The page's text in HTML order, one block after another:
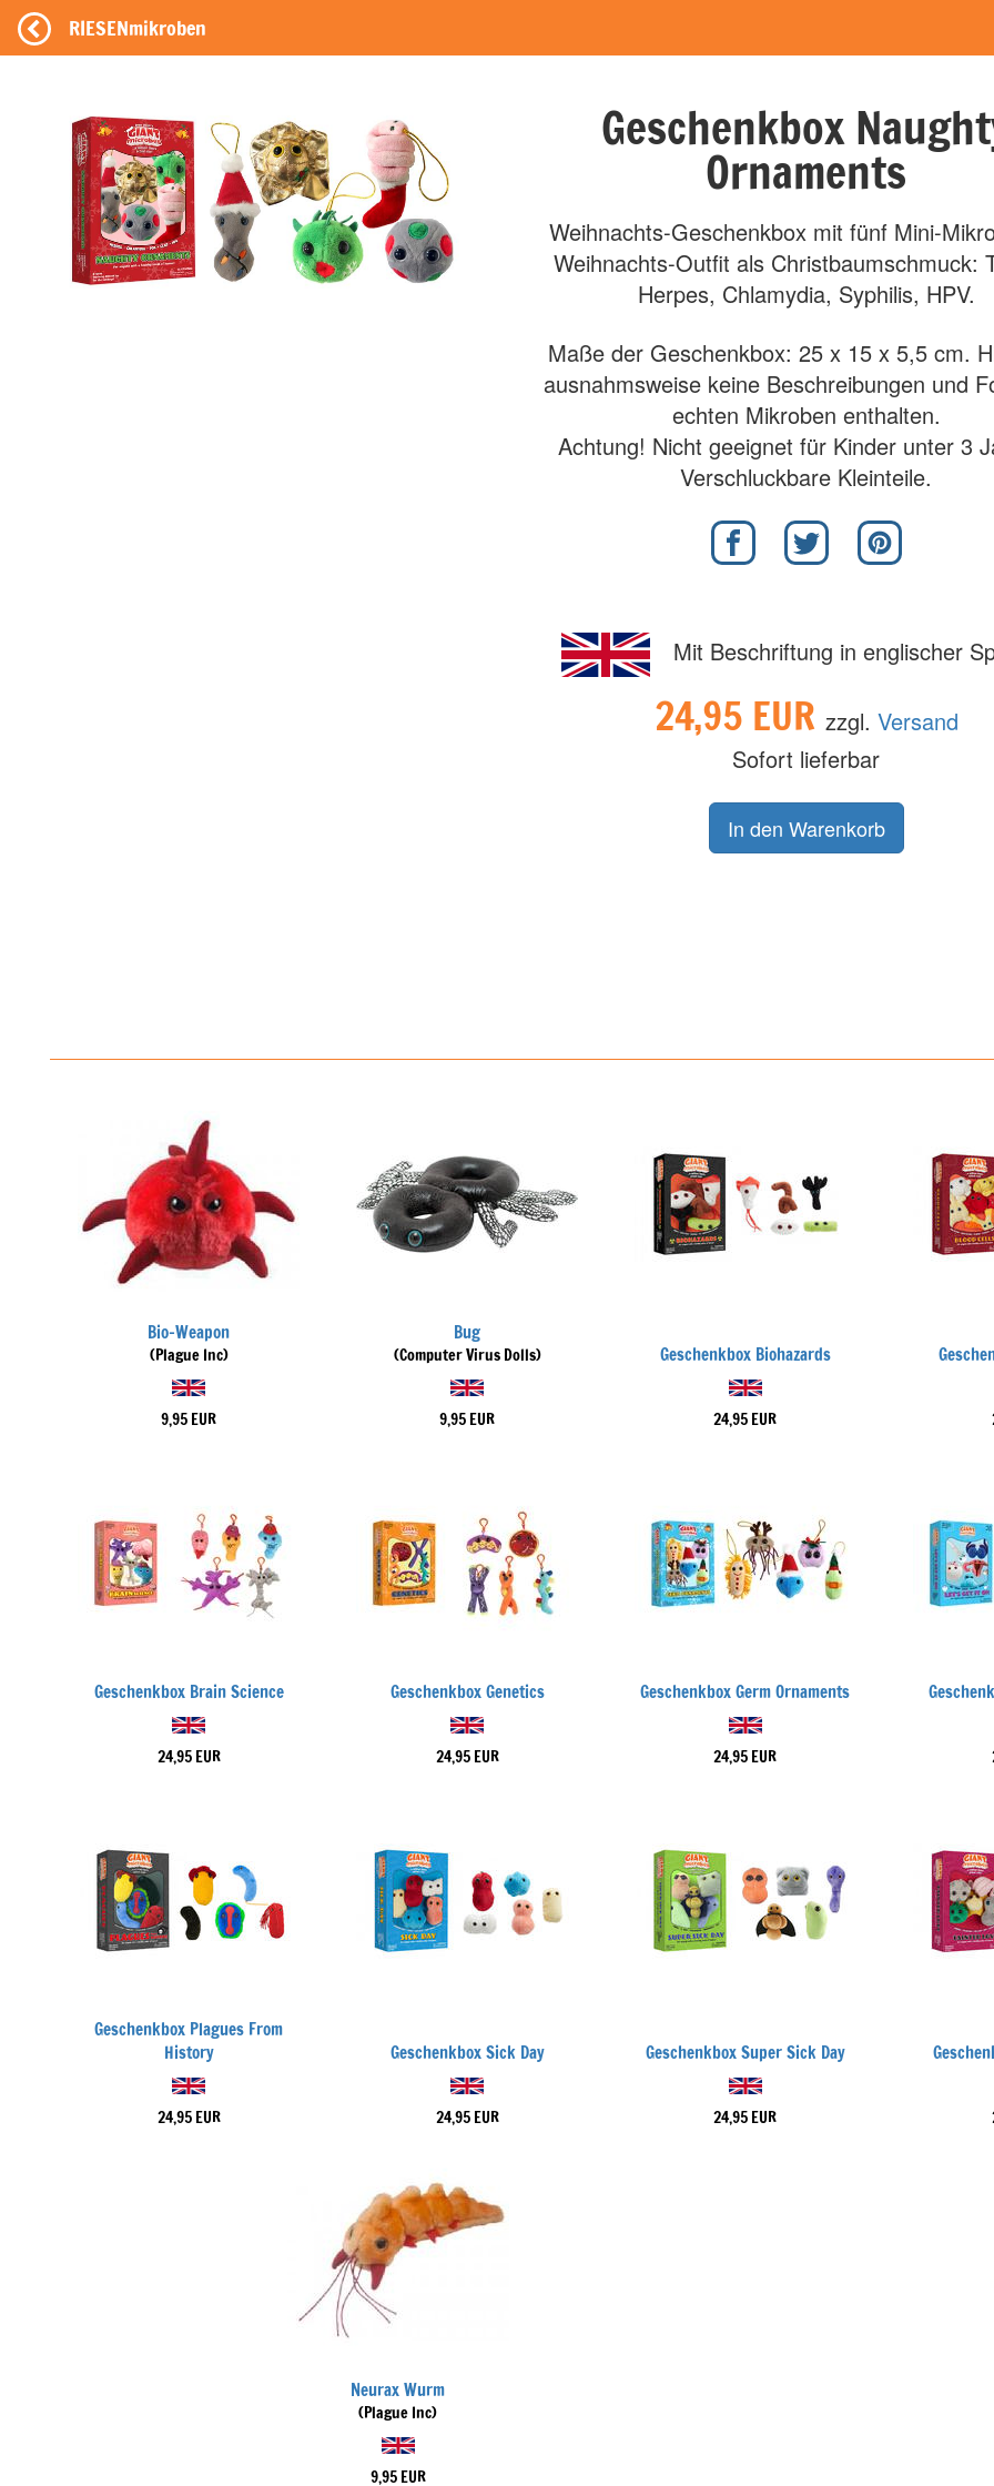
RIESENmikroben
Geschenkbox
Ornaments
Weihnachts-Geschenkbox mit fünf Mini-
Weihnachts-Outfit als Christbaumschmuck:
Herpes, Chlamydia, Syphilis, HPV.
Maße der Geschenkbox: 25 x 15 x 5,5 cm.
ausnahmsweise keine Beschreibungen und
echten Mikroben enthalten.
Achtung! Nicht geeignet für Kinder unter 3
Verschluckbare Kleinteile.
Mit Beschriftung in englischer
24,95 EUR zzgl. Versand
Sofort lieferbar
Bio-Weapon
(Plague Inc)
9,95 EUR
Bug
(Computer Virus Dolls)
9,95 EUR
Geschenkbox Biohazards
24,95 EUR
Geschenkbox Brain Science
24,95 EUR
Geschenkbox Genetics
24,95 EUR
Geschenkbox Germ Ornaments
24,95 EUR
Geschenkbox Plagues From
History
24,95 EUR
Geschenkbox Sick Day
24,95 EUR
Geschenkbox Super Sick Day
24,95 EUR
Neurax Wurm
(Plague Inc)
9,95 EUR